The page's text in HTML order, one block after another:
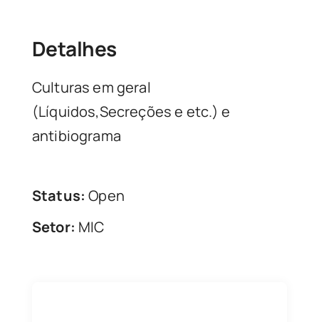
Detalhes
Culturas em geral
(Líquidos,Secreções e etc.) e
antibiograma
Status: Open
Setor: MIC